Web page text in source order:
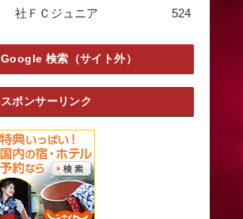
社ＦＣジュニア 524
Google 検索（サイト外）
スポンサーリンク